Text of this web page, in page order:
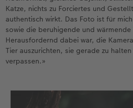
Katze, nichts zu Forciertes und
authentisch wirkt. Das Foto ist für
sowie die beruhigende und
Herausfordernd dabei war, die
Tier auszurichten, sie gerade zu
verpassen.»